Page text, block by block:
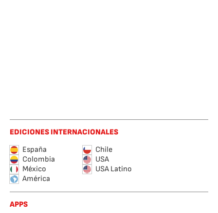
EDICIONES INTERNACIONALES
España
Chile
Colombia
USA
México
USA Latino
América
APPS